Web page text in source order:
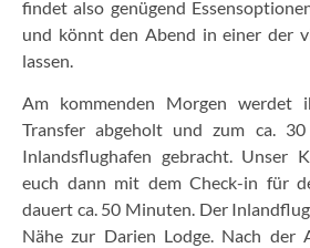
findet also genügend
und könnt den Abend in einer der
lassen.
Am kommenden Morgen werdet
Transfer abgeholt und zum ca.
Inlandsflughafen gebracht.
euch dann mit dem Check-in für
dauert ca. 50 Minuten. Der
Nähe zur Darien Lodge. Nach der